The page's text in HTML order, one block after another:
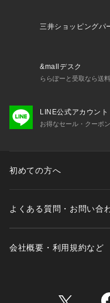
ができます。
若干製品と画像のカラー
三井ショッピングパ
&mallデスク
ららぽーと受取なら送
LINE公式アカウント
お得なセール・クーポ
初めての方へ
よくある質問・お問い合
会社概要・利用規約など